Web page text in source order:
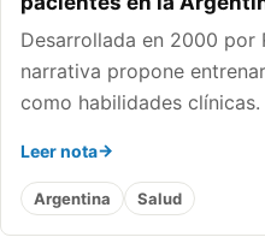
Desarrollada en 2000 por
narrativa propone
como habilidades
Leer nota
Argentina Salud